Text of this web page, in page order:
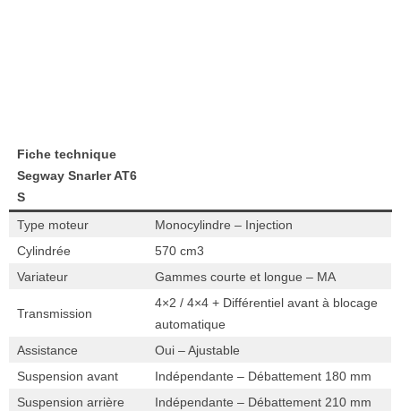
Fiche technique
Segway Snarler AT6
S
Type moteur
Monocylindre – Injection
Cylindrée
570 cm3
Variateur
Gammes courte et longue – MA
Transmission
4×2 / 4×4 + Différentiel avant à blocage
automatique
Assistance
Oui – Ajustable
Suspension avant
Indépendante – Débattement 180 mm
Suspension arrière
Indépendante – Débattement 210 mm